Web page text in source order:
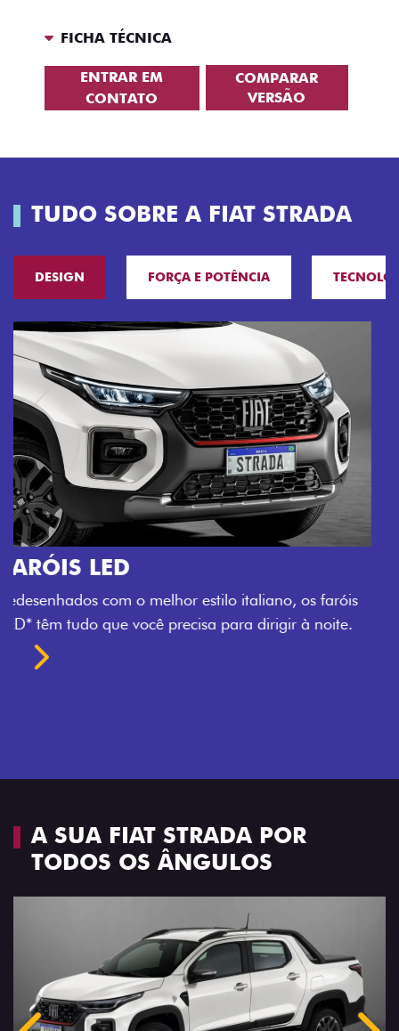
FICHA TÉCNICA
ENTRAR EM
CONTATO
COMPARAR
VERSÃO
TUDO SOBRE A FIAT STRADA
DESIGN FORÇA E POTÊNCIA
O VERDADEIRO 5 LUGARES E 4
PORTAS
Todo mundo pode viajar confortável na Fiat Strada,
que conta com cabine dupla de 5 lugares e 4 portas.
A SUA FIAT STRADA POR
TODOS OS ÂNGULOS